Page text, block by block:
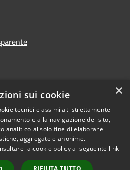
Copyright © 2026 • Comune di
Spoleto • Powered by
Municipium• Accesso
×
sui cookie
tecnici e assimilati strettamente
e alla navigazione del sito,
analitico al solo fine di elaborare
aggregate e anonime.
la cookie policy al seguente link